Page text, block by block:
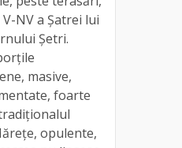
NV a Șatrei lui
Șetri.
masive,
foarte
opulente,